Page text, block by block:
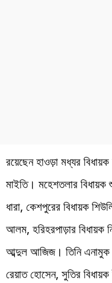
রয়েছেন হাওড়া মধ্যর
মাইতি। মহেশতলার বিধায়ক
ধারা, কেশপুরের বিধায়ক
আলম, হরিহরপাড়ার বিধায়ক
আব্দুল আজিজ। তিনি এনামুক
রেয়াত হোসেন, সুতির বিধায়ক